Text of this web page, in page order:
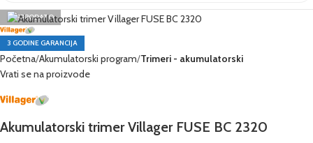
RASPRODATO
3 GODINE GARANCIJA
Početna Akumulatorski program Trimeri - akumulatorski
Vrati se na proizvode
Akumulatorski trimer Villager FUSE BC 2320